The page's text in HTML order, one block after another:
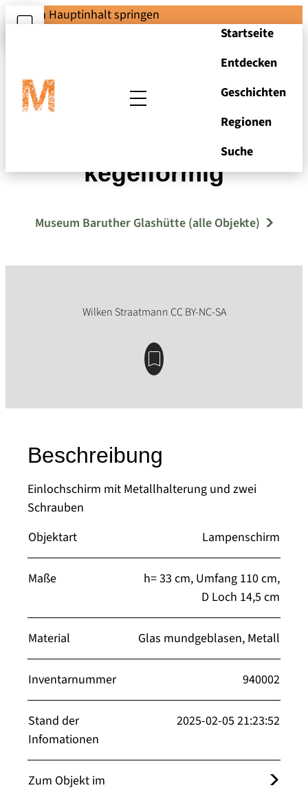
Zum Hauptinhalt springen
Startseite
Entdecken
Geschichten
Regionen
Suche
Michglaslampenschirm
kegelförmig
Museum Baruther Glashütte (alle Objekte)
Beschreibung
Einlochschirm mit Metallhalterung und zwei
Schrauben
Objektart
Lampenschirm
Maße
h= 33 cm, Umfang 110 cm,
D Loch 14,5 cm
Material Glas mundgeblasen, Metall
Inventarnummer 940002
Stand der
Infomationen
2025-02-05 21:23:52
Zum Objekt im